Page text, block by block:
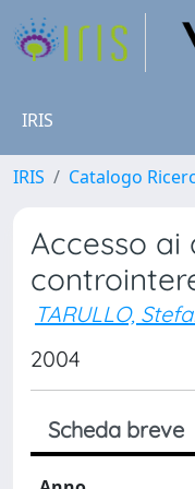
IRIS
IRIS Catalogo
Accesso
TARULLO,
2004
Scheda breve